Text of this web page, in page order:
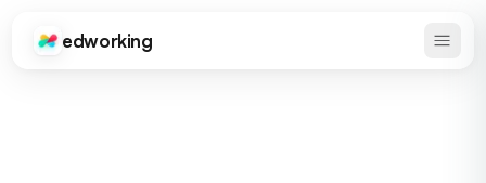
Edworking
edworking Abrir